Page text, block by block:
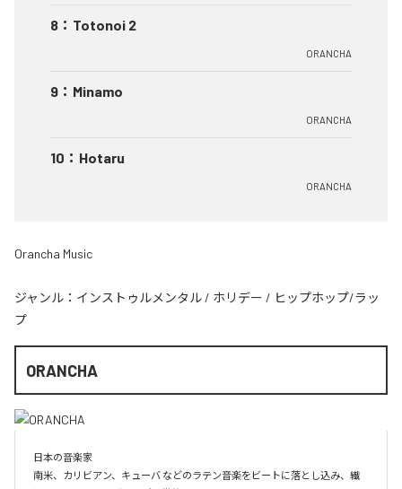
8 ： Totonoi 2
ORANCHA
9 ： Minamo
ORANCHA
10 ： Hotaru
ORANCHA
Orancha Music
ジャンル： インストゥルメンタル / ホリデー / ヒップホップ/ラッ
プ
ORANCHA
日本の音楽家
南米、カリビアン、キューバ などのラテン音楽をビートに落とし込み、繊